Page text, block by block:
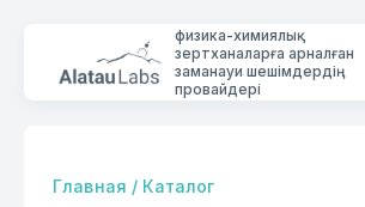
физика-химиялық
зертханаларға арналған
заманауи шешімдердің
провайдері
Главная / Каталог